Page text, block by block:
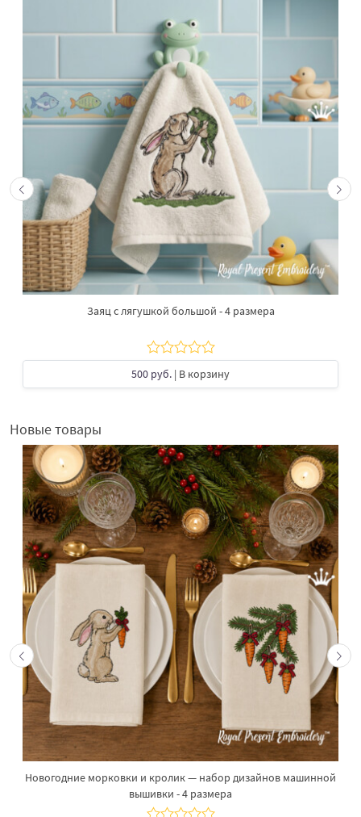
Заяц с лягушкой большой - 4 размера
500 руб. | В корзину
Новые товары
Новогодние морковки и кролик — набор дизайнов машинной
вышивки - 4 размера